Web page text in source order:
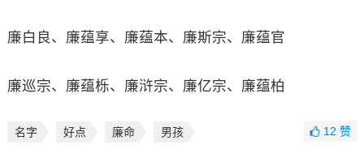
廉白良、廉蕴享、廉蕴本、廉斯宗、廉蕴官
廉巡宗、廉蕴栎、廉浒宗、廉亿宗、廉蕴柏
名字 好点 廉命 男孩 12赞